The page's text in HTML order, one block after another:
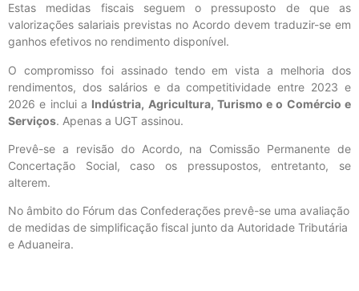
Estas medidas fiscais seguem o pressuposto de que as
valorizações salariais previstas no Acordo devem traduzir-se em
ganhos efetivos no rendimento disponível.
O compromisso foi assinado tendo em vista a melhoria dos
rendimentos, dos salários e da competitividade entre 2023 e
2026 e inclui a Indústria, Agricultura, Turismo e o Comércio e
Serviços. Apenas a UGT assinou.
Prevê-se a revisão do Acordo, na Comissão Permanente de
Concertação Social, caso os pressupostos, entretanto, se
alterem.
No âmbito do Fórum das Confederações prevê-se uma avaliação
de medidas de simplificação fiscal junto da Autoridade Tributária
e Aduaneira.